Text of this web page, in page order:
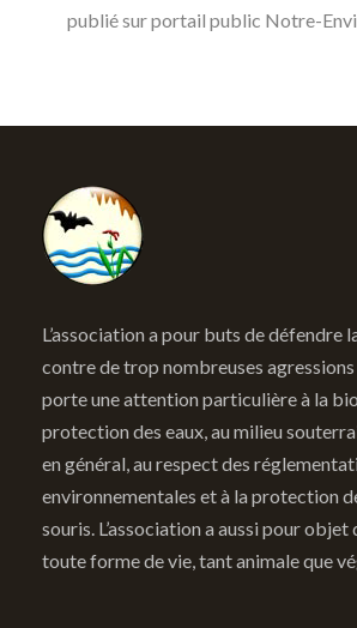
publié sur portail public Notre-
L’association a pour buts de défendre
contre de trop nombreuses agressions
porte une attention particulière à la
protection des eaux, au milieu
en général, au respect des
environnementales et à la protection
souris. L’association a aussi pour
toute forme de vie, tant animale que